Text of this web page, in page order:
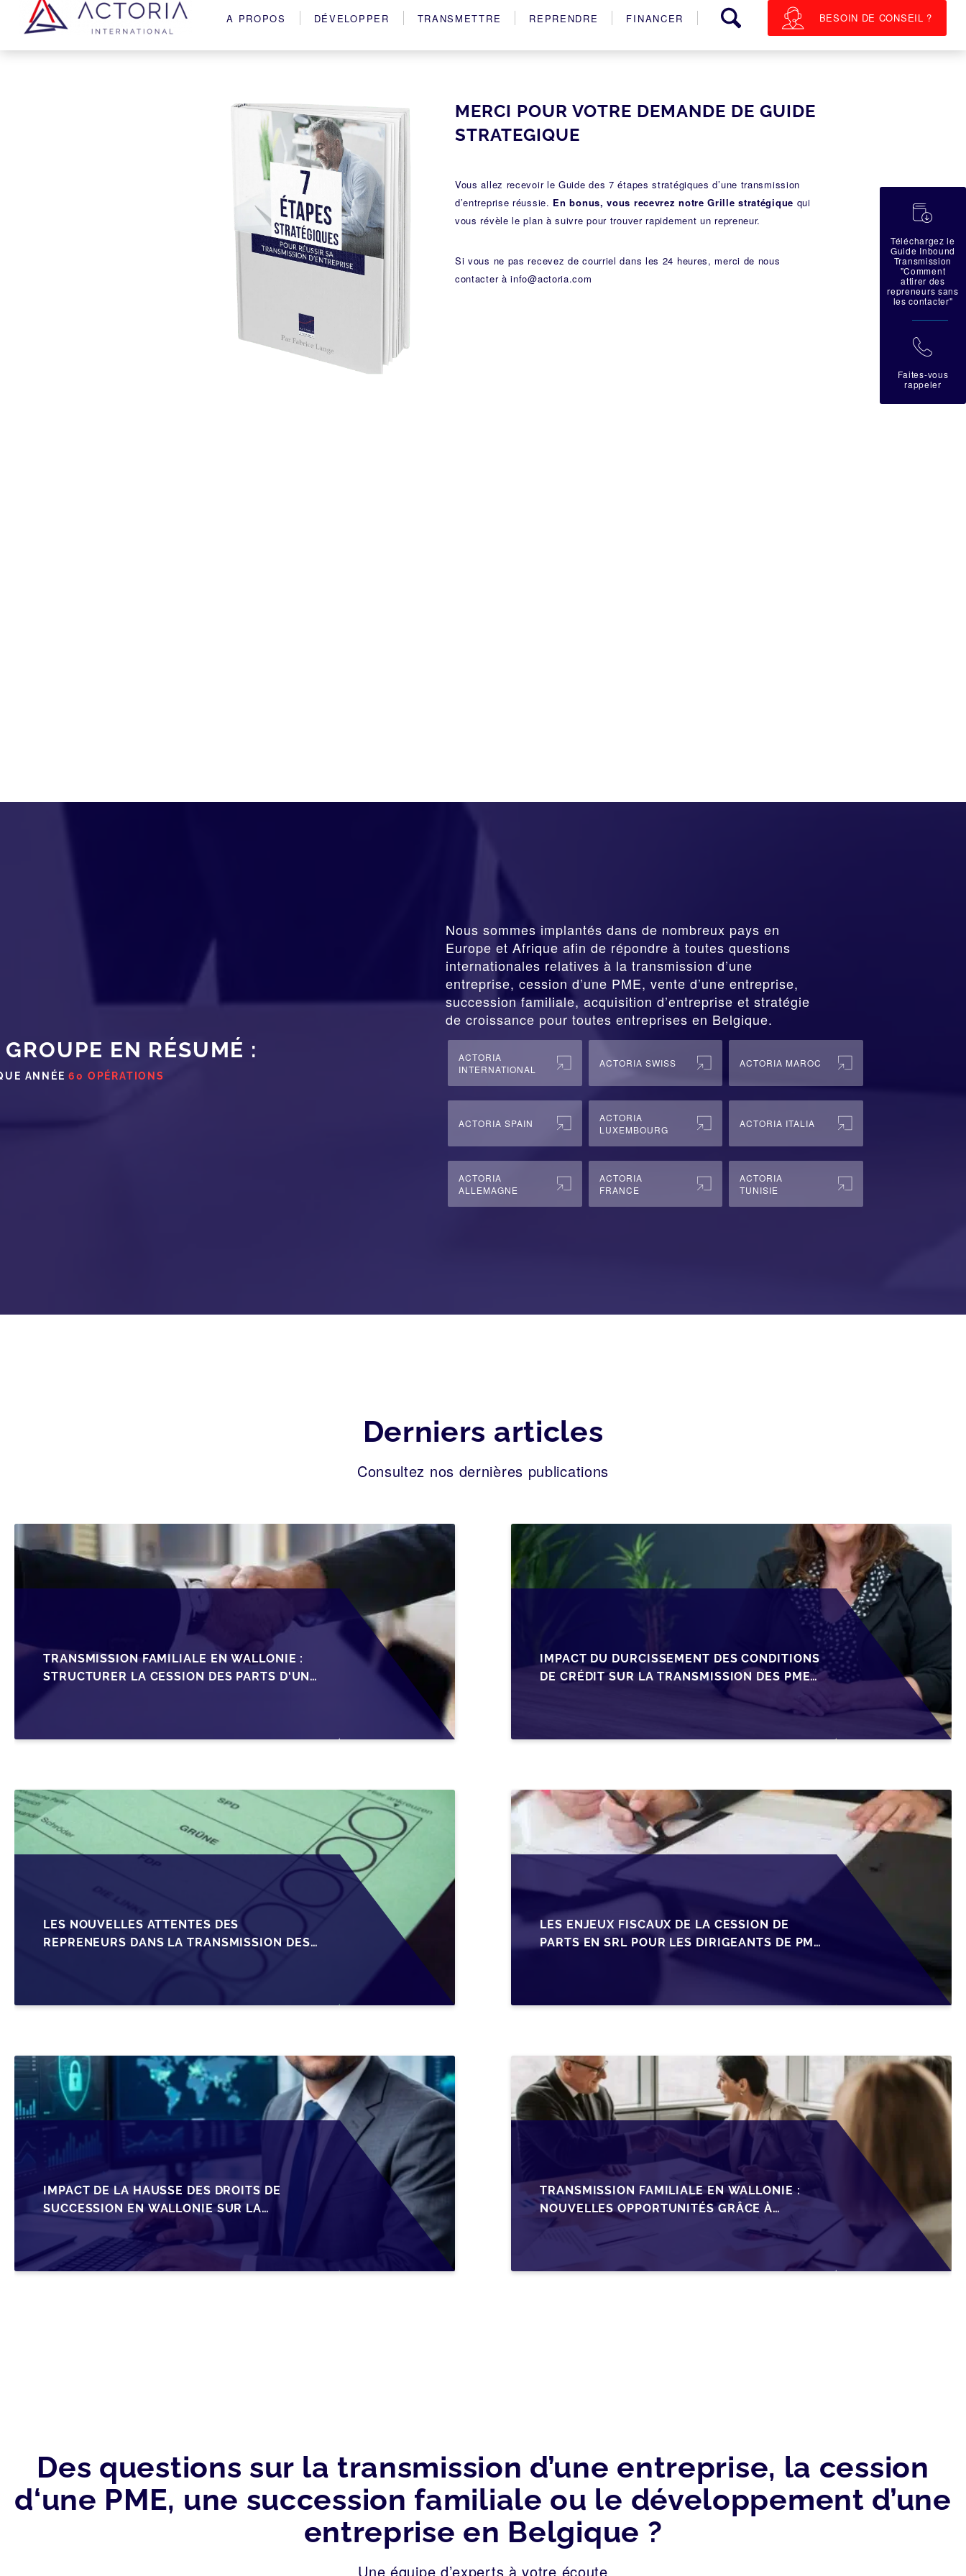
A PROPOS DÉVELOPPER TRANSMETTRE REPRENDRE FINANCER BESOIN DE CONSEIL ?
MERCI POUR VOTRE DEMANDE DE GUIDE
STRATEGIQUE
Vous allez recevoir le Guide des 7 étapes stratégiques d’une transmission
d’entreprise réussie. En bonus, vous recevrez notre Grille stratégique qui
vous révèle le plan à suivre pour trouver rapidement un repreneur.
Si vous ne pas recevez de courriel dans les 24 heures, merci de nous
contacter àinfo@actoria.com
EN RÉSUMÉ :
ANNÉE 60 OPÉRATIONS
Nous sommes implantés dans de nombreux pays en
Europe et Afrique afin de répondre à toutes questions
internationales relatives à la transmission d’une
entreprise, cession d’une PME, vente d’une entreprise,
succession familiale, acquisition d’entreprise et stratégie
de croissance pour toutes entreprises en Belgique.
ACTORIA
INTERNATIONAL
ACTORIA SWISS ACTORIA MAROC
ACTORIA SPAIN
ACTORIA
LUXEMBOURG
ACTORIA ITALIA
ACTORIA
ALLEMAGNE
ACTORIA
FRANCE
ACTORIA
TUNISIE
Derniers articles
Consultez nos dernières publications
TRANSMISSION FAMILIALE EN WALLONIE :
STRUCTURER LA CESSION DES PARTS D'UNE
SRL
IMPACT DU DURCISSEMENT DES CONDITIONS
DE CRÉDIT SUR LA TRANSMISSION DES PME
LES NOUVELLES ATTENTES DES
REPRENEURS DANS LA TRANSMISSION DES
LES ENJEUX FISCAUX DE LA CESSION DE
PARTS EN SRL POUR LES DIRIGEANTS DE PME
IMPACT DE LA HAUSSE DES DROITS DE
SUCCESSION EN WALLONIE SUR LA
TRANSMISSION FAMILIALE DES PME
TRANSMISSION FAMILIALE EN WALLONIE :
NOUVELLES OPPORTUNITÉS GRÂCE À
L’AJUSTEMENT FISCAL
Des questions sur la transmission d’une entreprise, la cession
d‘une PME, une succession familiale ou le développement d’une
entreprise en Belgique ?
Une équipe d’experts à votre écoute
蠟
Téléchargez le
Guide Inbound
Transmission
"Comment
attirer des
repreneurs sans
les contacter"
拉
Faites-vous
rappeler